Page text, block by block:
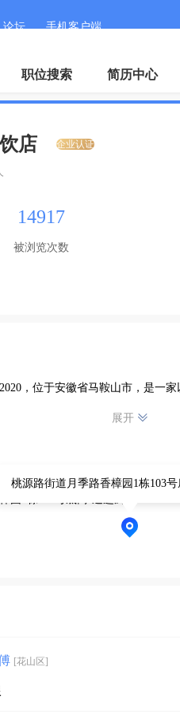
论坛 手机客户端
职位搜索 简历中心
店 企业认证
14917
被浏览次数
，位于安徽省马鞍山市，是一家
展开
1栋103号底商·逍遥厨房
桃源路街道月季路香樟园1栋103号
[花山区]